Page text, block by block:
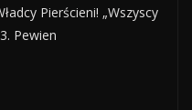
Pierścieni! „Wszyscy
Pewien